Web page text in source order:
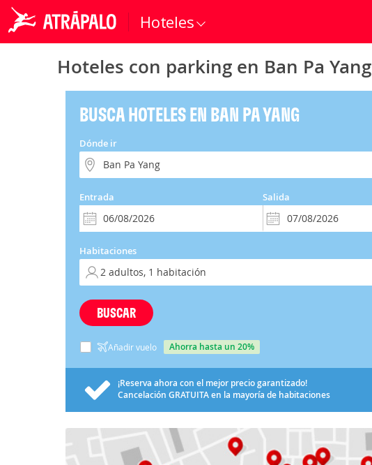
Hoteles
Hoteles con parking en Ban Pa Yang
BUSCA HOTELES EN BAN PA YANG
Dónde ir
Entrada Salida
Habitaciones
BUSCAR
Añadir vuelo ahorra hasta un 20%
¡Reserva ahora con el mejor precio garantizado!
Cancelación GRATUITAen la mayoría de habitaciones